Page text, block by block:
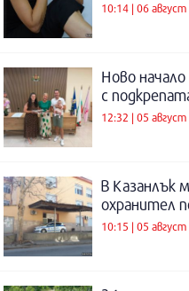
10:14 | 06
Ново
с
12:32 | 05
В Казанлък
охранител
10:15 | 05